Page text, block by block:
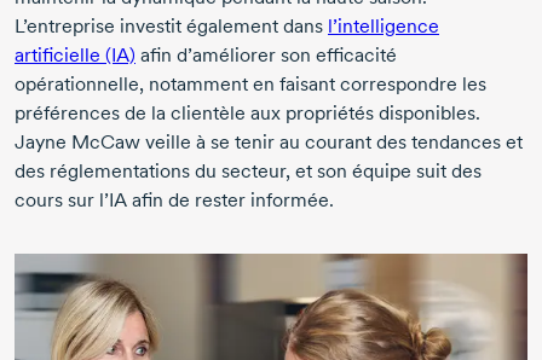
L’entreprise investit également dans l’intelligence
artificielle (IA) afin d’améliorer son efficacité
opérationnelle, notamment en faisant correspondre les
préférences de la clientèle aux propriétés disponibles.
Jayne McCaw veille à se tenir au courant des tendances et
des réglementations du secteur, et son équipe suit des
cours sur l’IA afin de rester informée.